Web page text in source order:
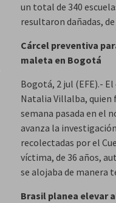
un total de 340
resultaron dañadas,
Cárcel preventiva
maleta en Bogotá
Bogotá, 2 jul (EFE).-
Natalia Villalba, quien
semana pasada en el
avanza la
recolectadas por el
víctima, de 36 años,
se alojaba de manera
Brasil planea elevar